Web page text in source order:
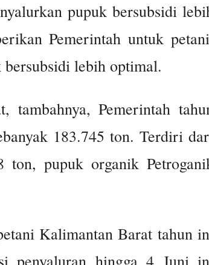
pupuk bersubsidi
Pemerintah untuk
bersubsidi lebih optimal.
tambahnya, Pemerintah
183.745 ton. Terdiri
ton, pupuk organik
Kalimantan Barat tahun